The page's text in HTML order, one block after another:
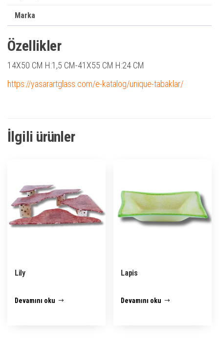
Marka
Özellikler
14X50 CM H:1,5 CM-41X55 CM H:24 CM
https://yasarartglass.com/e-katalog/unique-tabaklar/
İlgili ürünler
Lily
Devamını oku
Lapis
Devamını oku